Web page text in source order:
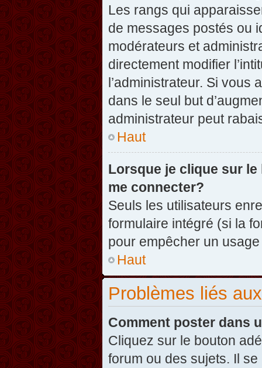
Les rangs qui
de messages postés ou
modérateurs et
directement modifier
l’administrateur. Si vous
dans le seul but
administrateur peut
Haut
Lorsque je clique sur
me connecter?
Seuls les utilisateurs
formulaire intégré (si la
pour empêcher un
Haut
Problèmes liés
Comment poster dans
Cliquez sur le bouton
forum ou des sujets. Il